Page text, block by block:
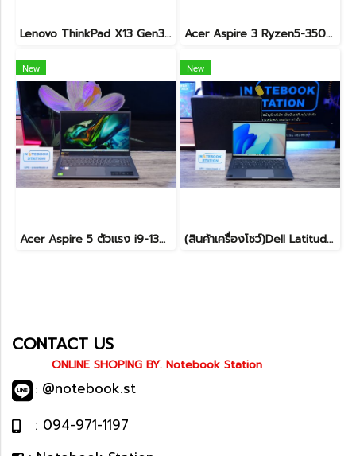
Lenovo ThinkPad X13 Gen3 จอทัชกรีนได้ i7-1270P Ram32 SSD512GB จอ13.3 นิ้ว FHD+ 60Hz สเปคดี ทำงานลื่นไหล เครื่องเล็กกะทักรัด พกพาสะดวก ราคา 24,990.-เท่านั้น Acer Aspire 3 Ryzen5-3500U Ram8 512GB M.2 จอ 14นิ้ว FHD สเปคทำงานทั่วไป เบาบางพกพาสะดวก อุปกรณ์ครบกล่องเครื่องพร้อมใช้งานเพียง 7,490.-เท่านั้น
New
Acer Aspire 5 ตัวแรง i9-13900H Ram16 512GB M.2 จอ15.6นิ้ว FHD IPS สเปคสูงทำงานเก่ง ดีไซน์สวยเรียบหรูดูทันสมัย เครื่องพร้อมใช้งานในราคาสุดคุ้มเพียง 19,990.-เท่านั้น
New
(สินค้าเครื่องโชว์)Dell Latitude 7450 2-in-1 ทัชกรีนหมุนจอได้ Ultra7-155U RAM16 SSD512GB จอ14 FHD+ สเปคสูง ทำงานเก่ง มีไฟใต้คีย์บอร์ด เครื่องสวยบางเบา ประกันศูนย์2029 ลดราคาพิเศษจากปกติ 38,990 .- ลดเหลือ 36,990.-
CONTACT US
ONLINE SHOPING BY. Notebook Station
: @notebook.st
: 094-971-1197